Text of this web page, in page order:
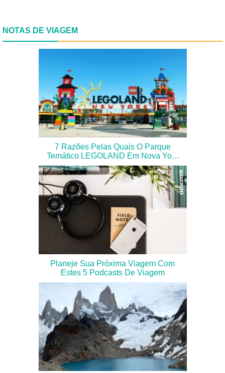
NOTAS DE VIAGEM
7 Razões Pelas Quais O Parque
Temático LEGOLAND Em Nova York
Deve Ser Suas Próximas Férias De
Verão
Planeje Sua Próxima Viagem Com
Estes 5 Podcasts De Viagem